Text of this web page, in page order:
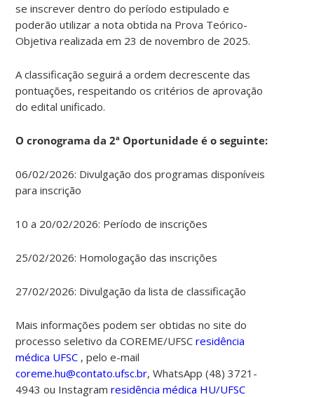
se inscrever dentro do período estipulado e
poderão utilizar a nota obtida na Prova Teórico-
Objetiva realizada em 23 de novembro de 2025.
A classificação seguirá a ordem decrescente das
pontuações, respeitando os critérios de aprovação
do edital unificado.
O cronograma da 2ª Oportunidade é o seguinte:
06/02/2026: Divulgação dos programas disponíveis
para inscrição
10 a 20/02/2026: Período de inscrições
25/02/2026: Homologação das inscrições
27/02/2026: Divulgação da lista de classificação
Mais informações podem ser obtidas no site do
processo seletivo da COREME/UFSCresidência
médica UFSC , pelo e-mail
coreme.hu@contato.ufsc.br, WhatsApp (48) 3721-
4943 ou Instagramresidência médica HU/UFSC